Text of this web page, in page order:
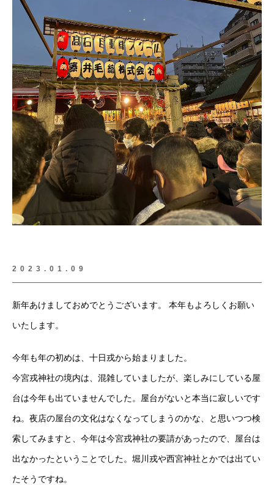
2023.01.09
新年あけましておめでとうございます。 本年もよろしくお願い
いたします。
今年も年の初めは、十日戎から始まりました。
今宮戎神社の境内は、混雑していましたが、楽しみにしている屋
台は今年も出ていませんでした。屋台がないと本当に寂しいです
ね。夜店の屋台の文化はなくなってしまうのかな、と思いつつ検
索してみますと、今年は今宮戎神社の要請があったので、屋台は
出なかったということでした。堀川戎や西宮神社とかでは出てい
たそうですね。